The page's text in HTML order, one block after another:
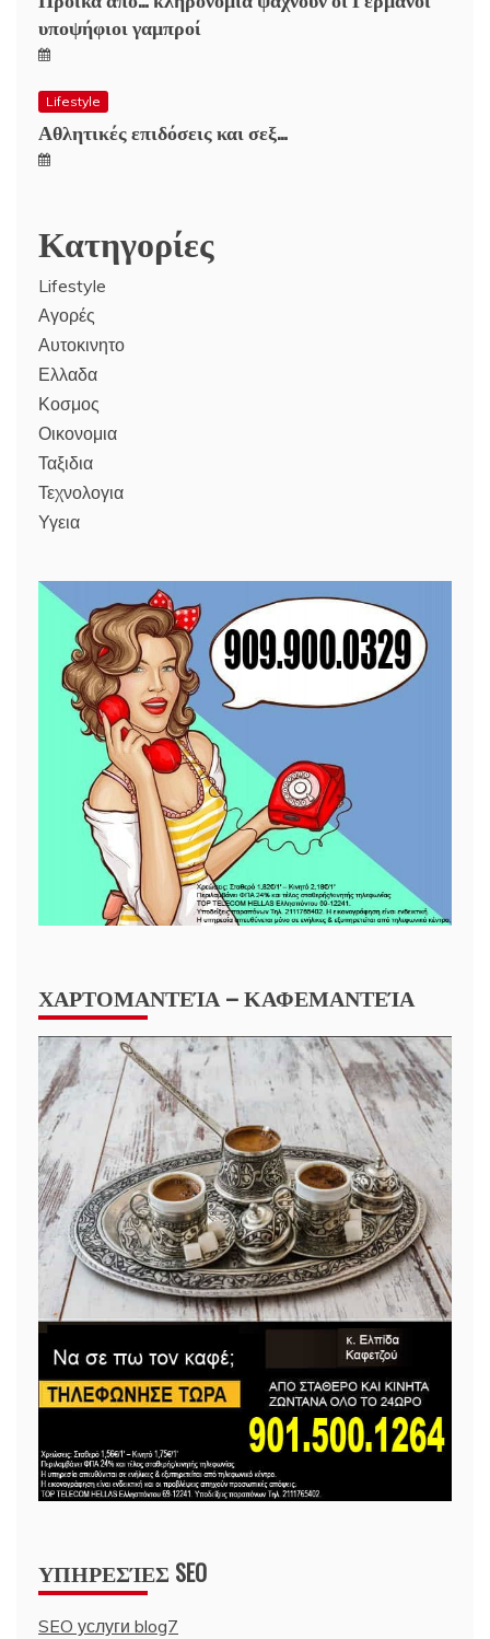
υποψήφιοι γαμπροί
Lifestyle
Αθλητικές επιδόσεις και σεξ…
Κατηγορίες
Lifestyle
Αγορές
Αυτοκινητο
Ελλαδα
Κοσμος
Οικονομια
Ταξιδια
Τεχνολογια
Υγεια
ΧΑΡΤΟΜΑΝΤΕΊΑ – ΚΑΦΕΜΑΝΤΕΊΑ
ΥΠΗΡΕΣΊΕΣ SEO
SEO услуги blog7